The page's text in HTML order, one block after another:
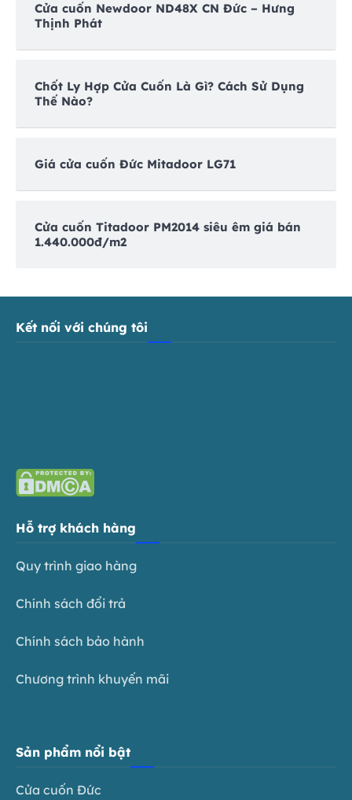
Cửa cuốn Newdoor ND48X CN Đức – Hưng
Thịnh Phát
Chốt Ly Hợp Cửa Cuốn Là Gì? Cách Sử Dụng
Thế Nào?
Giá cửa cuốn Đức Mitadoor LG71
Cửa cuốn Titadoor PM2014 siêu êm giá bán
1.440.000đ/m2
Kết nối với chúng tôi
Hỗ trợ khách hàng
Quy trình giao hàng
Chính sách đổi trả
Chính sách bảo hành
Chương trình khuyến mãi
Sản phẩm nổi bật
Cửa cuốn Đức